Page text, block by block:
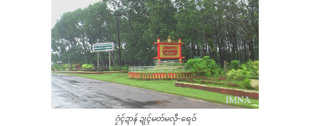
ဂၠံၚ်ဍာန် ဍုၚ်မတ်မလီု-ရေဝ်